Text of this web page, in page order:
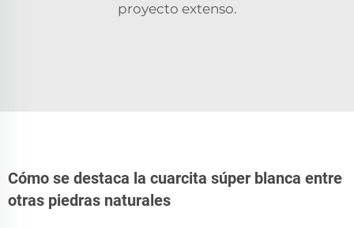
proyecto extenso.
Cómo se destaca la cuarcita súper blanca entre
otras piedras naturales